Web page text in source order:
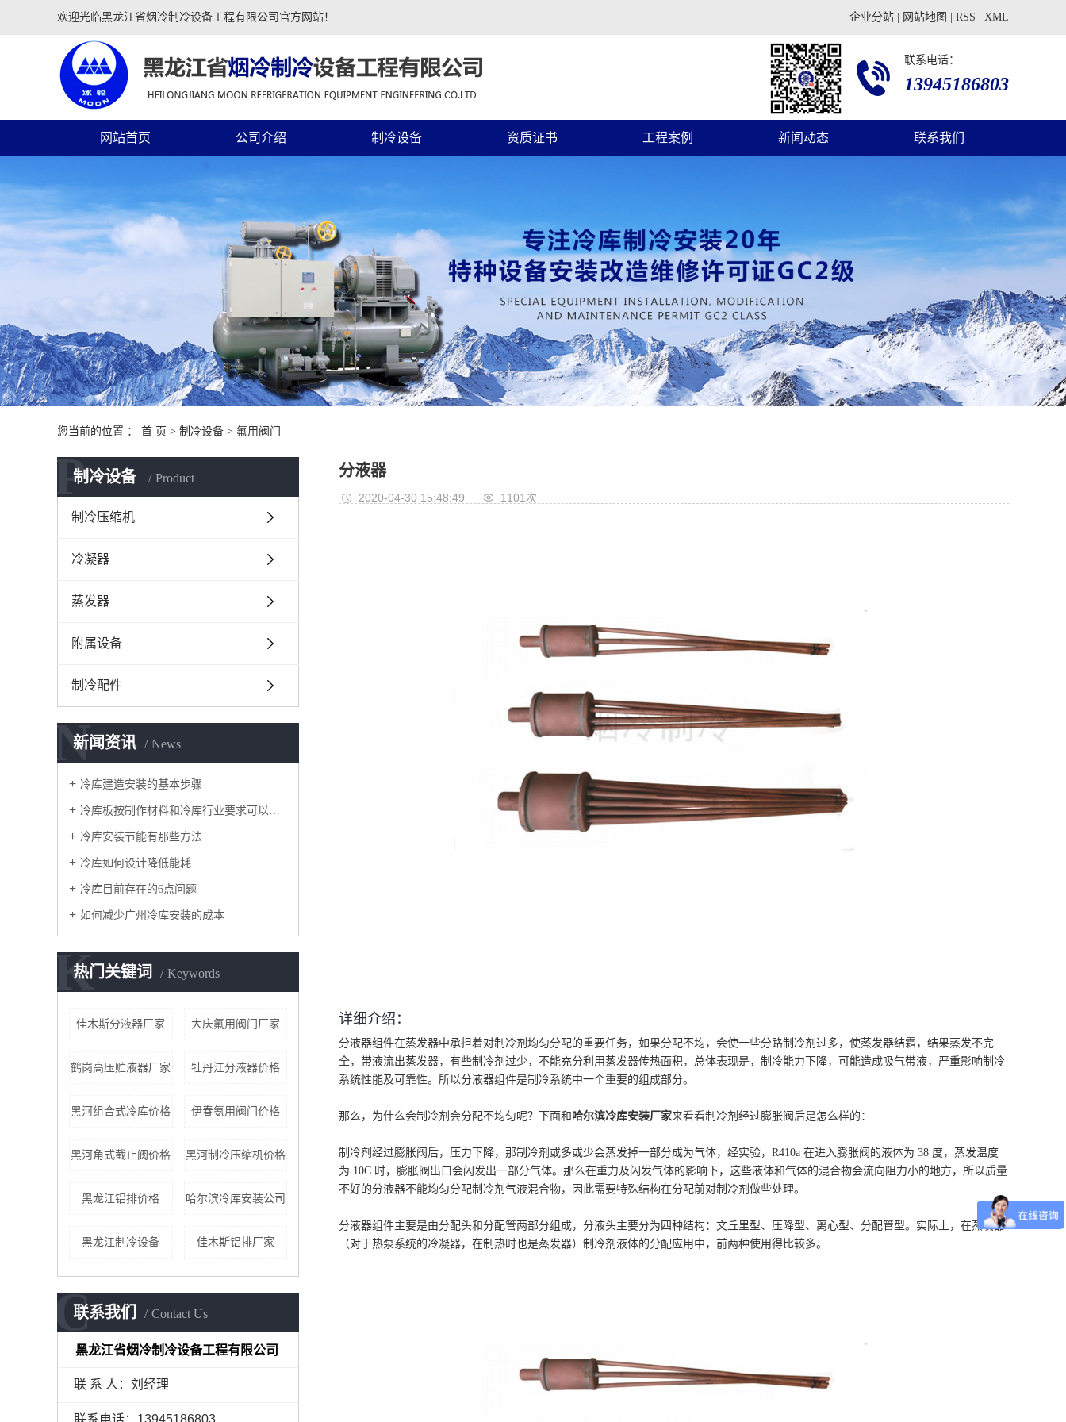
欢迎光临黑龙江省烟冷制冷设备工程有限公司官方网站！ 企业分站 网站地图 RSS XML
联系电话：
13945186803
网站首页 公司介绍 制冷设备 资质证书 工程案例 新闻动态 联系我们
您当前的位置 ： 首 页 > 制冷设备 > 氟用阀门
制冷设备 Product
P
制冷压缩机
冷凝器
蒸发器
附属设备
制冷配件
新闻资讯 News
N
冷库建造安装的基本步骤
冷库板按制作材料和冷库行业要求可以分为几种
冷库安装节能有那些方法
冷库如何设计降低能耗
冷库目前存在的6点问题
如何减少广州冷库安装的成本
热门关键词 Keywords
K
佳木斯分液器厂家 大庆氟用阀门厂家
鹤岗高压贮液器厂家 牡丹江分液器价格
黑河组合式冷库价格 伊春氨用阀门价格
黑河角式截止阀价格 黑河制冷压缩机价格
黑龙江铝排价格 哈尔滨冷库安装公司
黑龙江制冷设备 佳木斯铝排厂家
联系我们 Contact Us
C
黑龙江省烟冷制冷设备工程有限公司
联 系 人：刘经理
分液器
2020-04-30 15:48:49 1101次
详细介绍：
分液器组件在蒸发器中承担着对制冷剂均匀分配的重要任务，如果分配不均，会使一些分路制冷剂过多，使蒸发器结霜，结果蒸发不完
全，带液流出蒸发器，有些制冷剂过少，不能充分利用蒸发器传热面积，总体表现是，制冷能力下降，可能造成吸气带液，严重影响制冷
系统性能及可靠性。所以分液器组件是制冷系统中一个重要的组成部分。
那么，为什么会制冷剂会分配不均匀呢？下面和 哈尔滨冷库安装厂家来看看制冷剂经过膨胀阀后是怎么样的：
制冷剂经过膨胀阀后，压力下降，那制冷剂或多或少会蒸发掉一部分成为气体，经实验，R410a 在进入膨胀阀的液体为 38 度，蒸发温度
为 10C 时，膨胀阀出口会闪发出一部分气体。那么在重力及闪发气体的影响下，这些液体和气体的混合物会流向阻力小的地方，所以质量
不好的分液器不能均匀分配制冷剂气液混合物，因此需要特殊结构在分配前对制冷剂做些处理。
分液器组件主要是由分配头和分配管两部分组成，分液头主要分为四种结构：文丘里型、压降型、离心型、分配管型。实际上，在蒸发器
（对于热泵系统的冷凝器，在制热时也是蒸发器）制冷剂液体的分配应用中，前两种使用得比较多。